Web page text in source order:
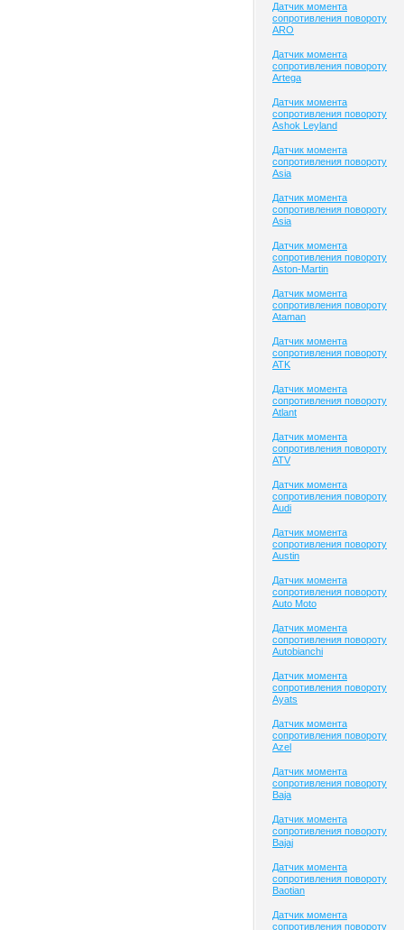
Датчик момента
сопротивления повороту
ARO
Датчик момента
сопротивления повороту
Artega
Датчик момента
сопротивления повороту
Ashok Leyland
Датчик момента
сопротивления повороту
Asia
Датчик момента
сопротивления повороту
Asia
Датчик момента
сопротивления повороту
Aston-Martin
Датчик момента
сопротивления повороту
Ataman
Датчик момента
сопротивления повороту
ATK
Датчик момента
сопротивления повороту
Atlant
Датчик момента
сопротивления повороту
ATV
Датчик момента
сопротивления повороту
Audi
Датчик момента
сопротивления повороту
Austin
Датчик момента
сопротивления повороту
Auto Moto
Датчик момента
сопротивления повороту
Autobianchi
Датчик момента
сопротивления повороту
Ayats
Датчик момента
сопротивления повороту
Azel
Датчик момента
сопротивления повороту
Baja
Датчик момента
сопротивления повороту
Bajaj
Датчик момента
сопротивления повороту
Baotian
Датчик момента
сопротивления повороту